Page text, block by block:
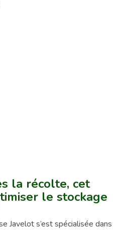
la récolte, cet
le stockage
Javelot s’est spécialisée dans